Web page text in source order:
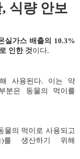
, 식량 안보
실가스 배출의 10.3%
인한 것이다.
사용된다. 이는 약
분은 동물의 먹이를
물의 먹이로 사용되고
)를 생산하기 위해